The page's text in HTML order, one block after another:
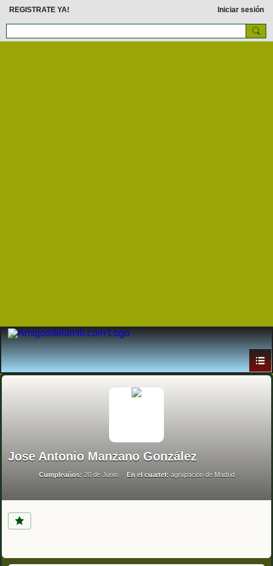
REGISTRATE YA! Iniciar sesión
Jose Antonio Manzano González
Cumpleaños: 20 de Junio En el cuartel: agrupacion de Madrid